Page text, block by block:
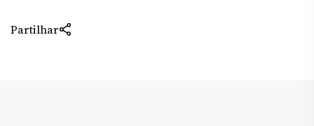
Partilhar